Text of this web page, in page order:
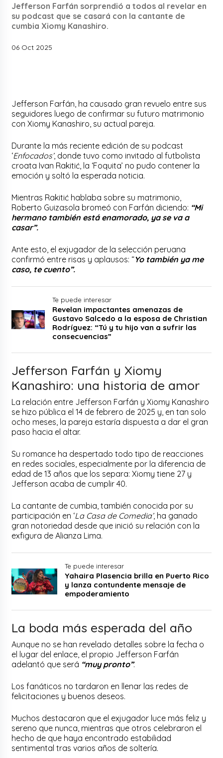
Jefferson Farfán sorprendió a todos al revelar en
su podcast que se casará con la cantante de
cumbia Xiomy Kanashiro.
06 Oct 2025
Jefferson Farfán, ha causado gran revuelo entre sus
seguidores luego de confirmar su futuro matrimonio
con Xiomy Kanashiro, su actual pareja.
Durante la más reciente edición de su podcast
‘Enfocados’, donde tuvo como invitado al futbolista
croata Ivan Rakitić, la ‘Foquita’ no pudo contener la
emoción y soltó la esperada noticia.
Mientras Rakitić hablaba sobre su matrimonio,
Roberto Guizasola bromeó con Farfán diciendo: “Mi
hermano también está enamorado, ya se va a
casar”.
Ante esto, el exjugador de la selección peruana
confirmó entre risas y aplausos: “Yo también ya me
caso, te cuento”.
Te puede interesar
Revelan impactantes amenazas de
Gustavo Salcedo a la esposa de Christian
Rodríguez: “Tú y tu hijo van a sufrir las
consecuencias”
Jefferson Farfán y Xiomy
Kanashiro: una historia de amor
La relación entre Jefferson Farfán y Xiomy Kanashiro
se hizo pública el 14 de febrero de 2025 y, en tan solo
ocho meses, la pareja estaría dispuesta a dar el gran
paso hacia el altar.
Su romance ha despertado todo tipo de reacciones
en redes sociales, especialmente por la diferencia de
edad de 13 años que los separa: Xiomy tiene 27 y
Jefferson acaba de cumplir 40.
La cantante de cumbia, también conocida por su
participación en ‘La Casa de Comedia’, ha ganado
gran notoriedad desde que inició su relación con la
exfigura de Alianza Lima.
Te puede interesar
Yahaira Plasencia brilla en Puerto Rico
y lanza contundente mensaje de
empoderamiento
La boda más esperada del año
Aunque no se han revelado detalles sobre la fecha o
el lugar del enlace, el propio Jefferson Farfán
adelantó que será “muy pronto”.
Los fanáticos no tardaron en llenar las redes de
felicitaciones y buenos deseos.
Muchos destacaron que el exjugador luce más feliz y
sereno que nunca, mientras que otros celebraron el
hecho de que haya encontrado estabilidad
sentimental tras varios años de soltería.